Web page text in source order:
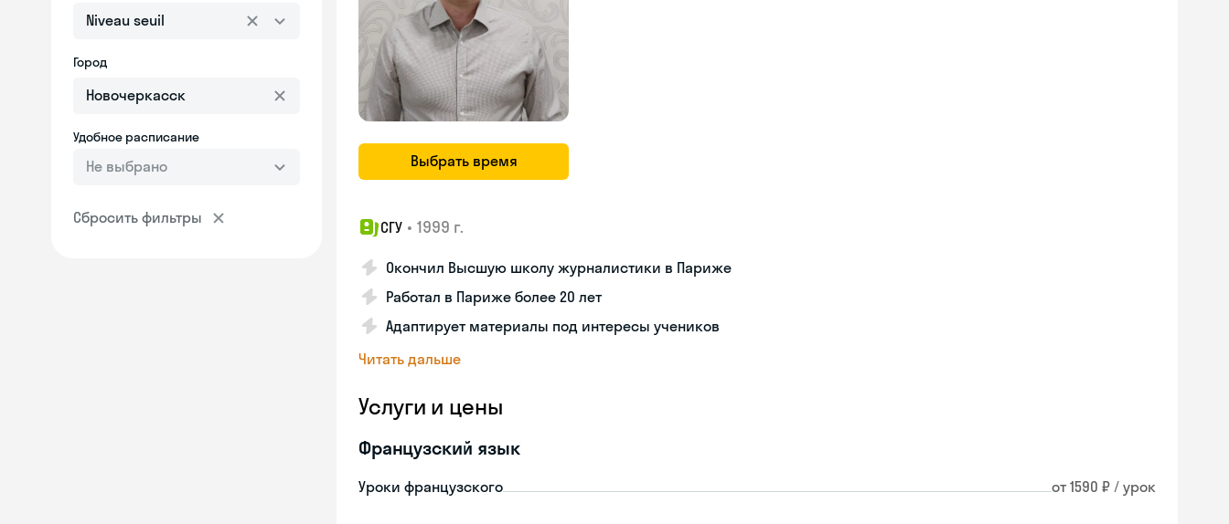
Niveau seuil
Город
Удобное расписание
Не выбрано
Сбросить фильтры
Выбрать время
СГУ • 1999 г.
Окончил Высшую школу журналистики в Париже
Работал в Париже более 20 лет
Адаптирует материалы под интересы учеников
Читать дальше
Услуги и цены
Французский язык
Уроки французского от 1590 ₽ / урок